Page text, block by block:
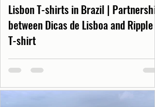
Lisbon T-shirts in Brazil | Partnership
between Dicas de Lisboa and Ripple
T-shirt